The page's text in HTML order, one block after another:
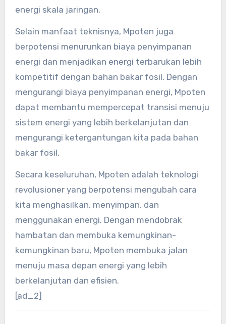
energi skala jaringan.
Selain manfaat teknisnya, Mpoten juga
berpotensi menurunkan biaya penyimpanan
energi dan menjadikan energi terbarukan lebih
kompetitif dengan bahan bakar fosil. Dengan
mengurangi biaya penyimpanan energi, Mpoten
dapat membantu mempercepat transisi menuju
sistem energi yang lebih berkelanjutan dan
mengurangi ketergantungan kita pada bahan
bakar fosil.
Secara keseluruhan, Mpoten adalah teknologi
revolusioner yang berpotensi mengubah cara
kita menghasilkan, menyimpan, dan
menggunakan energi. Dengan mendobrak
hambatan dan membuka kemungkinan-
kemungkinan baru, Mpoten membuka jalan
menuju masa depan energi yang lebih
berkelanjutan dan efisien.
[ad_2]